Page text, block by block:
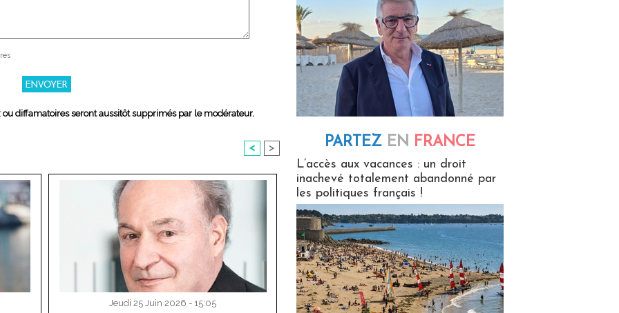
diffamatoires seront aussitôt supprimés par le modérateur.
< >
Jeudi 25 Juin 2026 - 15:05
PARTEZ EN FRANCE
L’accès aux vacances : un droit
inachevé totalement abandonné par
les politiques français !